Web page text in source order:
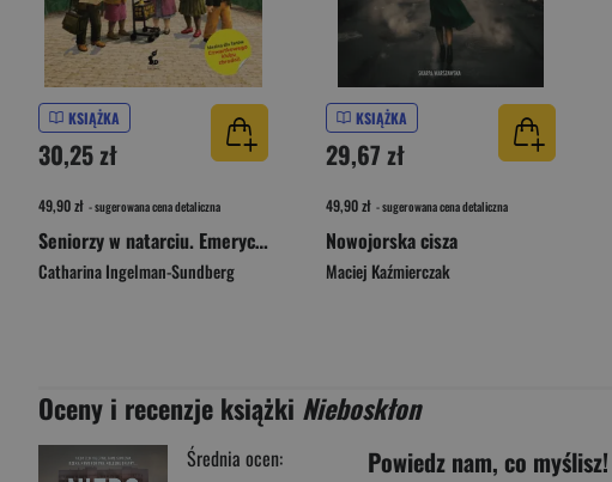
KSIĄŻKA
30,25 zł
49,90 zł - sugerowana cena detaliczna
Seniorzy w natarciu. Emerycka szajka. Tom 1 wyd. 2026
Catharina Ingelman-Sundberg
KSIĄŻKA
29,67 zł
49,90 zł - sugerowana cena detaliczna
Nowojorska cisza
Maciej Kaźmierczak
Oceny i recenzje książki Nieboskłon
Średnia ocen: Powiedz nam, co myślisz!